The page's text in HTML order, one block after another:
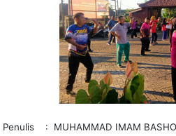
: MUHAMMAD IMAM